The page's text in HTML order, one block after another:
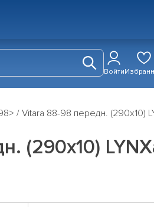
Войти
/ Vitara 88-98 передн. (290x10)
(290x10)